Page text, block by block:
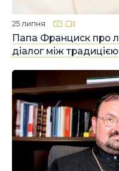
Папа Франциск про
діалог між
25 липня